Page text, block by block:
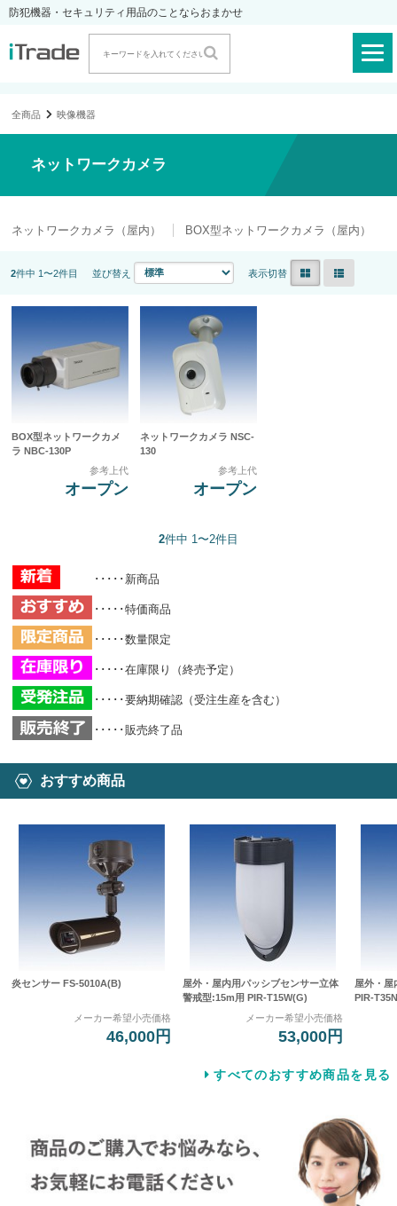
防犯機器・セキュリティ用品のことならおまかせ
全商品 映像機器
ネットワークカメラ
ネットワークカメラ（屋内） BOX型ネットワークカメラ（屋内）
2件中 1〜2件目 並び替え 表示切替
BOX型ネットワークカメ
ラ NBC-130P
参考上代
オープン
ネットワークカメラ NSC-
130
参考上代
オープン
2件中 1〜2件目
･････新商品
･････特価商品
･････数量限定
･････在庫限り（終売予定）
･････要納期確認（受注生産を含む）
･････販売終了品
おすすめ商品
炎センサー FS-5010A(B)
メーカー希望小売価格
46,000円
屋外・屋内用パッシブセンサー立体
警戒型:15m用 PIR-T15W(G)
メーカー希望小売価格
53,000円
屋外・屋
PIR-
すべてのおすすめ商品を見る